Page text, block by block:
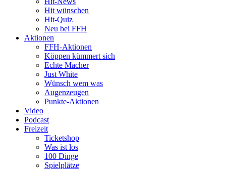
Hit wünschen
Hit-Quiz
Neu bei FFH
Aktionen
FFH-Aktionen
Köppen kümmert sich
Echte Macher
Just White
Wünsch wem was
Augenzeugen
Punkte-Aktionen
Video
Podcast
Freizeit
Ticketshop
Was ist los
100 Dinge
Spielplätze